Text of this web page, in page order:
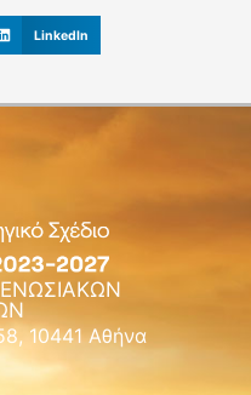
LinkedIn
10441 Αθήνα